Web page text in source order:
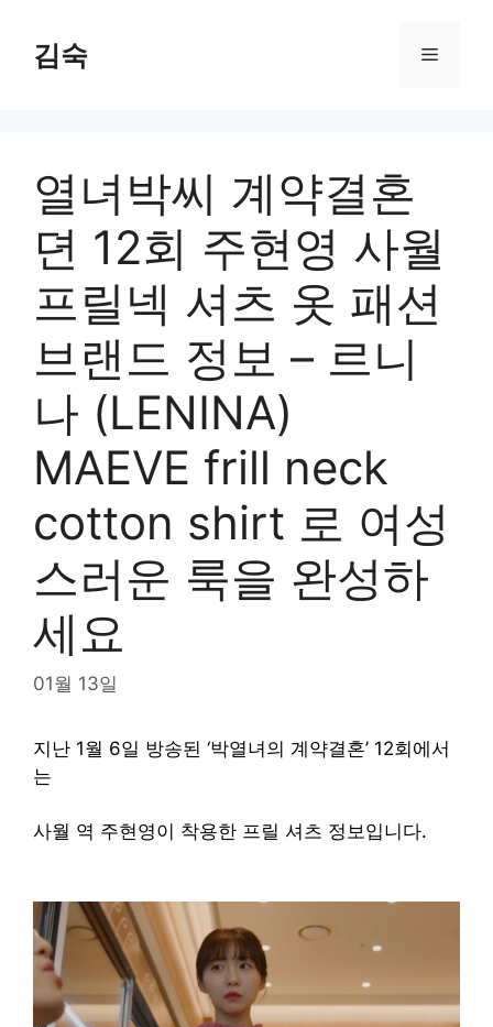
content
김숙 Menu
열녀박씨 계약결혼
뎐 12회 주현영 사월
프릴넥 셔츠 옷 패션
브랜드 정보 – 르니
나 (LENINA)
MAEVE frill neck
cotton shirt 로 여성
스러운 룩을 완성하
세요
01월 13일
지난 1월 6일 방송된 ‘박열녀의 계약결혼’ 12회에서
는
사월 역 주현영이 착용한 프릴 셔츠 정보입니다.